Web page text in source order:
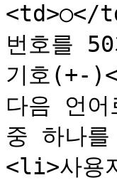
<td>○</
번호를
기호(+-
다음 언
중 하나
<li>사용